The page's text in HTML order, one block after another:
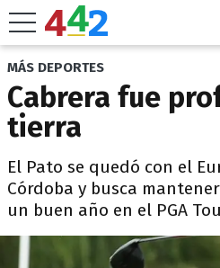
MÁS DEPORTES
Cabrera fue
tierra
El Pato se quedó con el
Córdoba y busca
un buen año en el PGA